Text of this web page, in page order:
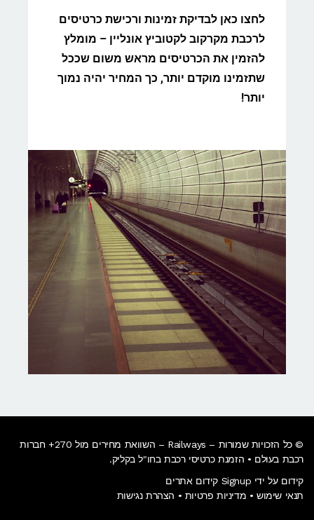
לחצו כאן לבדיקת זמינות ורכישת כרטיסים
לרכבת מקרקוב לקטוביץ אונליין – מומלץ
להזמין את הכרטיסים מראש משום שככל
שתזמינו מוקדם יותר, כך המחיר יהיה נמוך
יותר!
© כל הזכויות שמורות – Railways – השוואת מחירים מול 270+ חברות
רכבת בעולם • הזמנת כרטיסי רכבת בחו"ל בקליק​.
קידום על ידי Signup קידום אתרים
תנאי שימוש • מדיניות פרטיות • הצהרת נגישות